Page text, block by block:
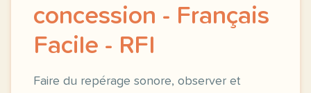
concession - Français
Facile - RFI
Faire du repérage sonore, observer et